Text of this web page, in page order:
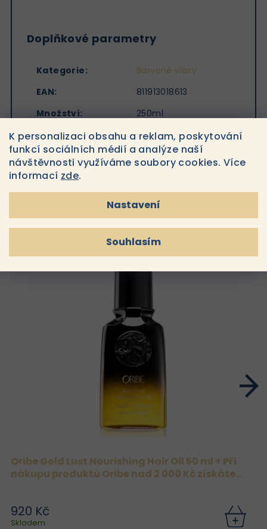
K personalizaci obsahu a reklam, poskytování
funkcí sociálních médií a analýze naší
návštěvnosti využíváme soubory cookies. Více
informací zde.
Nastavení
Souhlasím
Doplňkové parametry
Kategorie:
Barvené vlasy
EAN:
811913018613
Množství:
250ml
Značka: Oribe
Související produkty
Oribe Gold Lust Nourishing Hair Oil 50 ml + Při
nákupu produktů Oribe nad 2 000 Kč získáte
920 Kč
Skladem